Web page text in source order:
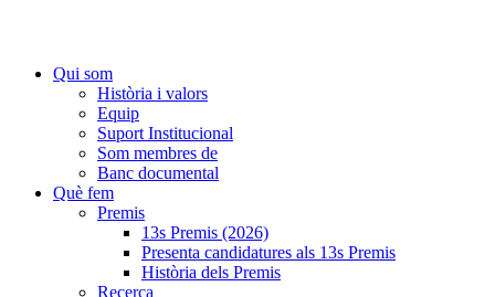
Qui som
Història i valors
Equip
Suport Institucional
Som membres de
Banc documental
Què fem
Premis
13s Premis (2026)
Presenta candidatures als 13s Premis
Història dels Premis
Recerca